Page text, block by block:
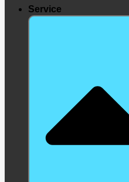
Service